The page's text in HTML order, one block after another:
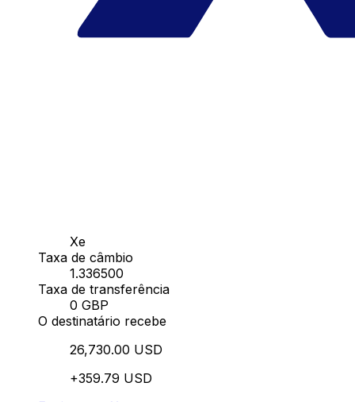
Xe
Taxa de câmbio
1.336500
Taxa de transferência
0 GBP
O destinatário recebe
26,730.00 USD
+359.79 USD